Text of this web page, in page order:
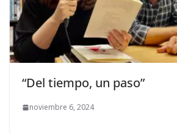
“Del tiempo, un paso”
noviembre 6, 2024